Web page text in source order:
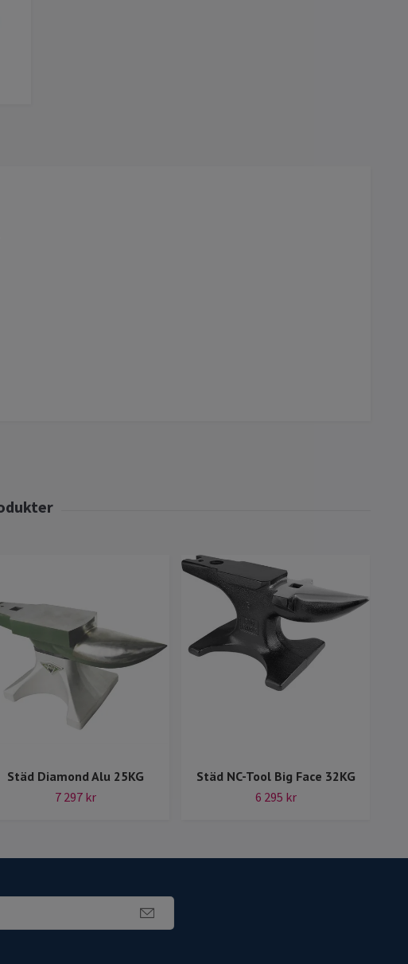
Städ Diamond Alu 25KG
7 297 kr
Städ NC-Tool Big Face 32KG
6 295 kr